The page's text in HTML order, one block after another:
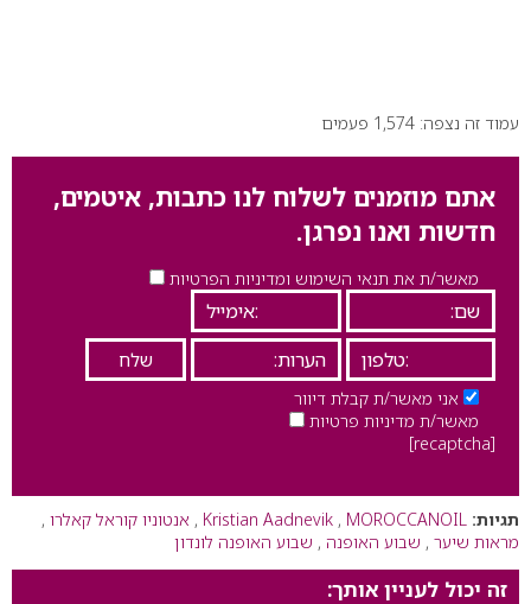
עמוד זה נצפה: 1,574 פעמים
אתם מוזמנים לשלוח לנו כתבות, איטמים,
חדשות ואנו נפרגן.
מאשר/ת את תנאי השימוש ומדיניות הפרטיות
אני מאשר/ת קבלת דיוור
מאשר/ת מדיניות פרטיות
[recaptcha]
תגיות: Kristian Aadnevik , MOROCCANOIL
, אנטוניו קוראל קאלרו ,
מראות שיער , שבוע האופנה , שבוע האופנה לונדון
זה יכול לעניין אותך: